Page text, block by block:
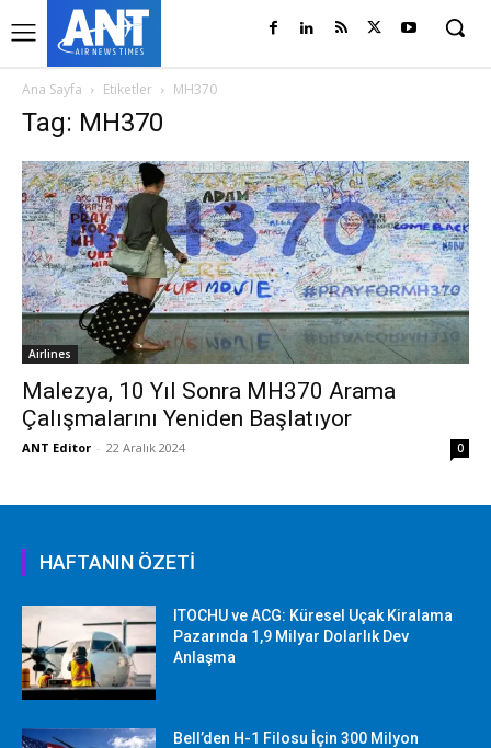
Ana Sayfa Etiketler MH370
Tag: MH370
Airlines
Malezya, 10 Yıl Sonra MH370 Arama
Çalışmalarını Yeniden Başlatıyor
ANT Editor - 22 Aralık 2024 0
HAFTANIN ÖZETİ
ITOCHU ve ACG: Küresel Uçak Kiralama
Pazarında 1,9 Milyar Dolarlık Dev
Anlaşma
Bell’den H-1 Filosu İçin 300 Milyon